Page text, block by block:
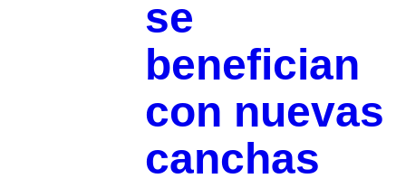
se
benefician
con nuevas
canchas